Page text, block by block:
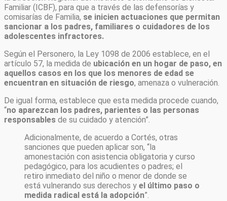
Familiar (ICBF), para que a través de las defensorías y
comisarías de Familia, se inicien actuaciones que permitan
sancionar a los padres, familiares o cuidadores de los
adolescentes infractores.
Según el Personero, la Ley 1098 de 2006 establece, en el
artículo 57, la medida de ubicación en un hogar de paso, en
aquellos casos en los que los menores de edad se
encuentran en situación de riesgo, amenaza o vulneración.
De igual forma, establece que esta medida procede cuando,
“no aparezcan los padres, parientes o las personas
responsables de su cuidado y atención”.
Adicionalmente, de acuerdo a Cortés, otras
sanciones que pueden aplicar son, “la
amonestación con asistencia obligatoria y curso
pedagógico, para los acudientes o padres; el
retiro inmediato del niño o menor de donde se
está vulnerando sus derechos y el último paso o
medida radical está la adopción”.